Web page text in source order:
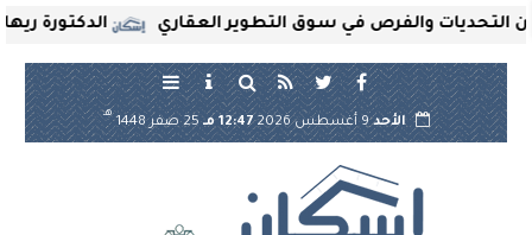
الدكتورة ريهام والفرص في سوق التطوير العقاري
الأحد9 أغسطس 2026 12:47 مـ 25 صفر 1448
هـ